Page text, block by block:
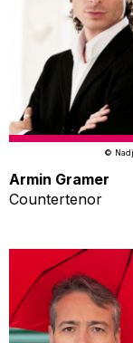
©
Armin Gramer
Countertenor